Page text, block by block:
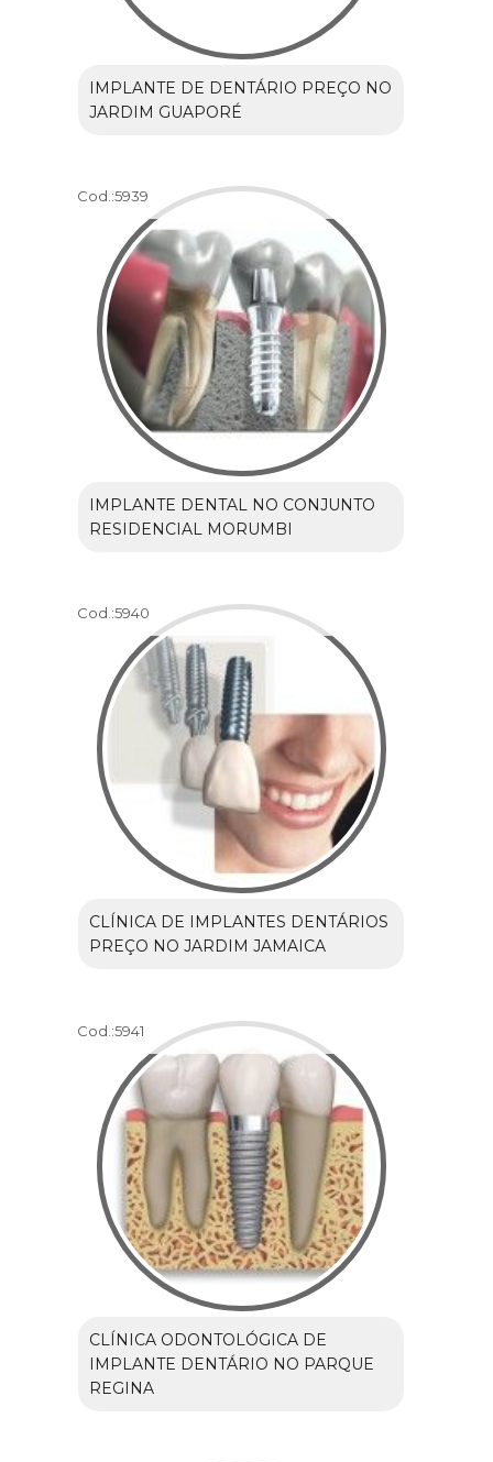
IMPLANTE DE DENTÁRIO PREÇO NO
JARDIM GUAPORÉ
Cod.:5939
IMPLANTE DENTAL NO CONJUNTO
RESIDENCIAL MORUMBI
Cod.:5940
CLÍNICA DE IMPLANTES DENTÁRIOS
PREÇO NO JARDIM JAMAICA
Cod.:5941
CLÍNICA ODONTOLÓGICA DE
IMPLANTE DENTÁRIO NO PARQUE
REGINA